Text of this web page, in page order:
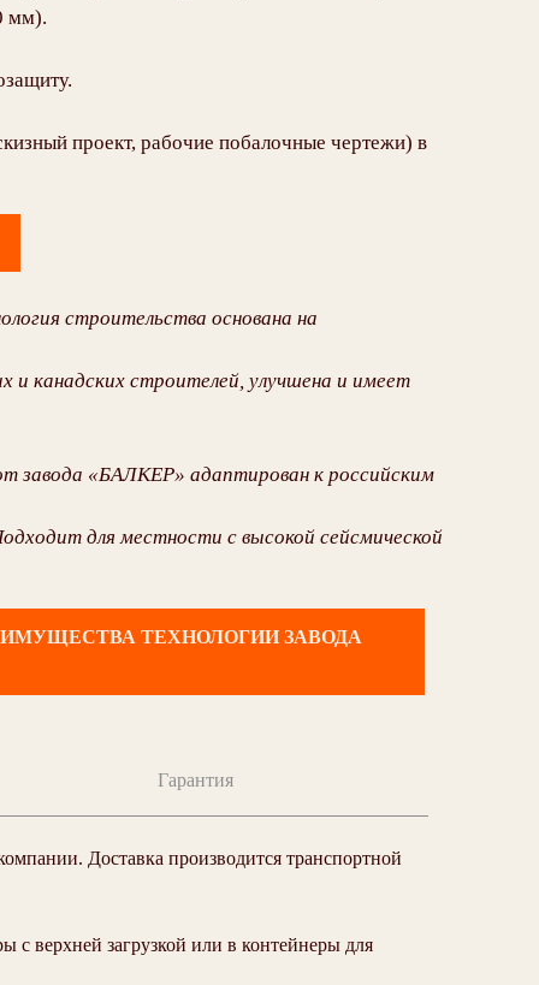
мм).
проект, рабочие побалочные чертежи) в
строительства основана на
и канадских строителей, улучшена и имеет
завода «БАЛКЕР» адаптирован к российским
для местности с высокой сейсмической
ТЕХНОЛОГИИ ЗАВОДА
Гарантия
Доставка производится транспортной
с верхней загрузкой или в контейнеры для